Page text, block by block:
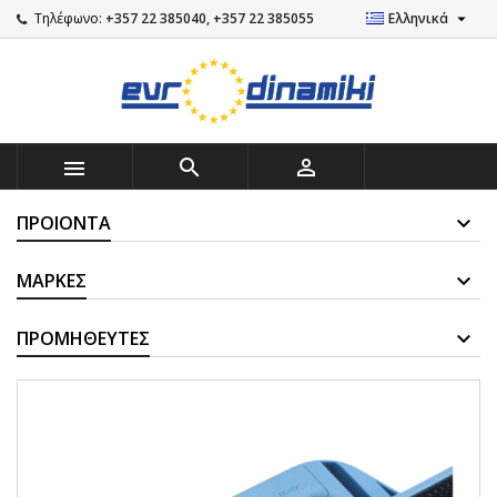
Τηλέφωνο: +357 22 385040, +357 22 385055 Ελληνικά 
  
ΠΡΟΙΌΝΤΑ
ΜΆΡΚΕΣ
ΠΡΟΜΗΘΕΥΤΈΣ